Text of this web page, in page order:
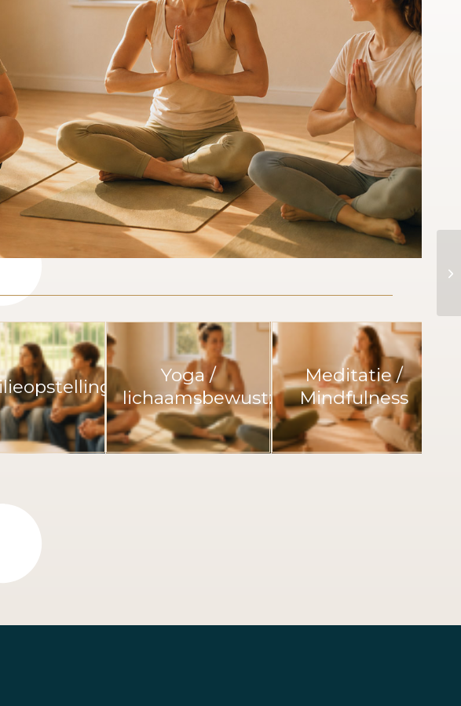
Yoga /
lichaamsbewustzijn
Meditatie /
Mindfulness